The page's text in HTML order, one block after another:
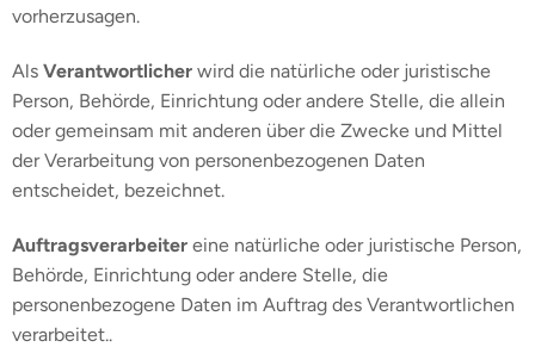
vorherzusagen.
Als Verantwortlicher wird die natürliche oder juristische
Person, Behörde, Einrichtung oder andere Stelle, die allein
oder gemeinsam mit anderen über die Zwecke und Mittel
der Verarbeitung von personenbezogenen Daten
entscheidet, bezeichnet.
Auftragsverarbeiter eine natürliche oder juristische Person,
Behörde, Einrichtung oder andere Stelle, die
personenbezogene Daten im Auftrag des Verantwortlichen
verarbeitet..